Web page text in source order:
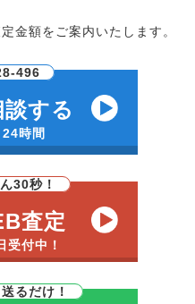
金額をご案内いたします。
496
する
時間
30秒！
査定
受付中！
るだけ！